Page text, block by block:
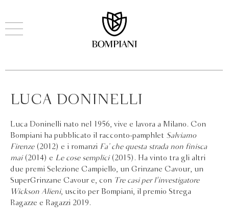
LUCA DONINELLI
Luca Doninelli nato nel 1956, vive e lavora a Milano. Con
Bompiani ha pubblicato il racconto-pamphlet Salviamo
Firenze(2012) e i romanzi Fa’ che questa strada non finisca
mai(2014) e Le cose semplici(2015). Ha vinto tra gli altri
due premi Selezione Campiello, un Grinzane Cavour, un
SuperGrinzane Cavour e, con Tre casi per l'investigatore
Wickson Alieni, uscito per Bompiani, il premio Strega
Ragazze e Ragazzi 2019.